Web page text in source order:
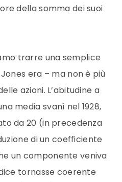
della somma dei suoi
trarre una semplice
era – ma non è più
azioni. L’abitudine a
media svanì nel 1928,
da 20 (in precedenza
di un coefficiente
un componente veniva
tornasse coerente